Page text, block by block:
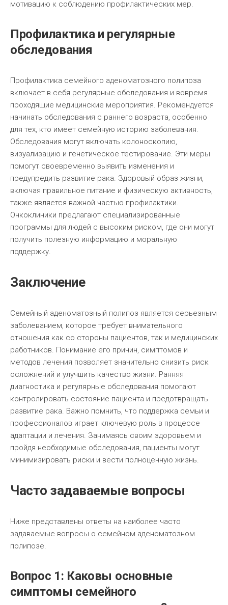
мотивацию к соблюдению профилактических мер.
Профилактика и регулярные
обследования
Профилактика семейного аденоматозного полипоза
включает в себя регулярные обследования и вовремя
проходящие медицинские мероприятия. Рекомендуется
начинать обследования с раннего возраста, особенно
для тех, кто имеет семейную историю заболевания.
Обследования могут включать колоноскопию,
визуализацию и генетическое тестирование. Эти меры
помогут своевременно выявить изменения и
предупредить развитие рака. Здоровый образ жизни,
включая правильное питание и физическую активность,
также является важной частью профилактики.
Онкоклиники предлагают специализированные
программы для людей с высоким риском, где они могут
получить полезную информацию и моральную
поддержку.
Заключение
Семейный аденоматозный полипоз является серьезным
заболеванием, которое требует внимательного
отношения как со стороны пациентов, так и медицинских
работников. Понимание его причин, симптомов и
методов лечения позволяет значительно снизить риск
осложнений и улучшить качество жизни. Ранняя
диагностика и регулярные обследования помогают
контролировать состояние пациента и предотвращать
развитие рака. Важно помнить, что поддержка семьи и
профессионалов играет ключевую роль в процессе
адаптации и лечения. Занимаясь своим здоровьем и
пройдя необходимые обследования, пациенты могут
минимизировать риски и вести полноценную жизнь.
Часто задаваемые вопросы
Ниже представлены ответы на наиболее часто
задаваемые вопросы о семейном аденоматозном
полипозе.
Вопрос 1: Каковы основные
симптомы семейного